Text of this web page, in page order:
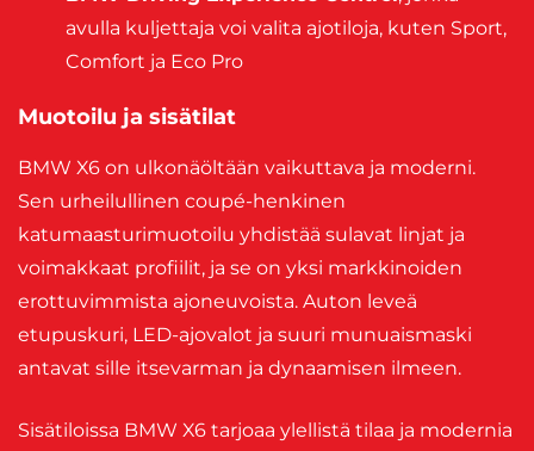
avulla kuljettaja voi valita ajotiloja, kuten Sport,
Comfort ja Eco Pro
Muotoilu ja sisätilat
BMW X6 on ulkonäöltään vaikuttava ja moderni.
Sen urheilullinen coupé-henkinen
katumaasturimuotoilu yhdistää sulavat linjat ja
voimakkaat profiilit, ja se on yksi markkinoiden
erottuvimmista ajoneuvoista. Auton leveä
etupuskuri, LED-ajovalot ja suuri munuaismaski
antavat sille itsevarman ja dynaamisen ilmeen.
Sisätiloissa BMW X6 tarjoaa ylellistä tilaa ja modernia